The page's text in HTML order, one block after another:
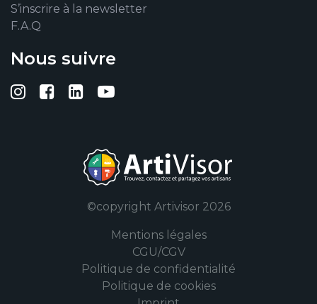
S’inscrire à la newsletter
F.A.Q
Nous suivre
Suivez-nous sur Instagram
Suivez-nous sur Facebook
Suivez-nous sur Linkedin
Suivez-nous sur
©copyright Artivisor 2026
Mentions légales
CGU/CGV
Politique de confidentialité
Politique de cookies